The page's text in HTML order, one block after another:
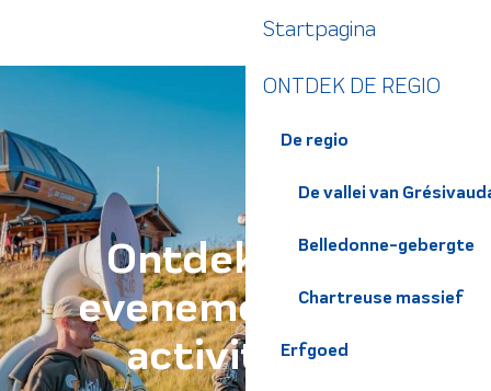
contenu
Startpagina
ONTDEK DE REGIO
De regio
De vallei van
Belledonne-gebergte
Chartreuse massief
Erfgoed
Ontdek lokale
evenementen en
activiteiten